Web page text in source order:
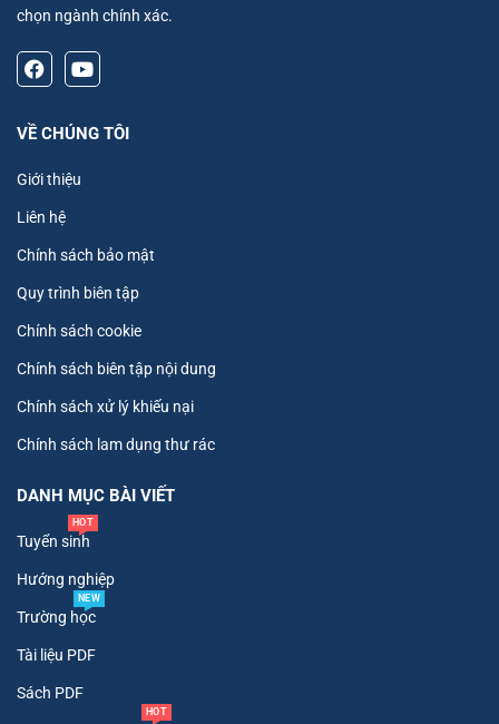
chọn ngành chính xác.
VỀ CHÚNG TÔI
Giới thiệu
Liên hệ
Chính sách bảo mật
Quy trình biên tập
Chính sách cookie
Chính sách biên tập nội dung
Chính sách xử lý khiếu nại
Chính sách lam dụng thư rác
DANH MỤC BÀI VIẾT
Tuyển sinh
HOT
Hướng nghiệp
Trường học
NEW
Tài liệu PDF
Sách PDF
HOT